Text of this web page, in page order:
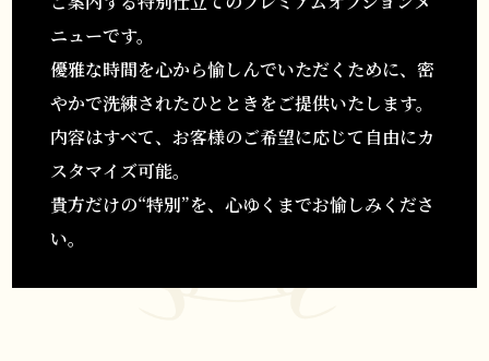
ニューです。
優雅な時間を心から愉しんでいただくために、密
やかで洗練されたひとときをご提供いたします。
内容はすべて、お客様のご希望に応じて自由にカ
スタマイズ可能。
貴方だけの“特別”を、心ゆくまでお愉しみくださ
い。